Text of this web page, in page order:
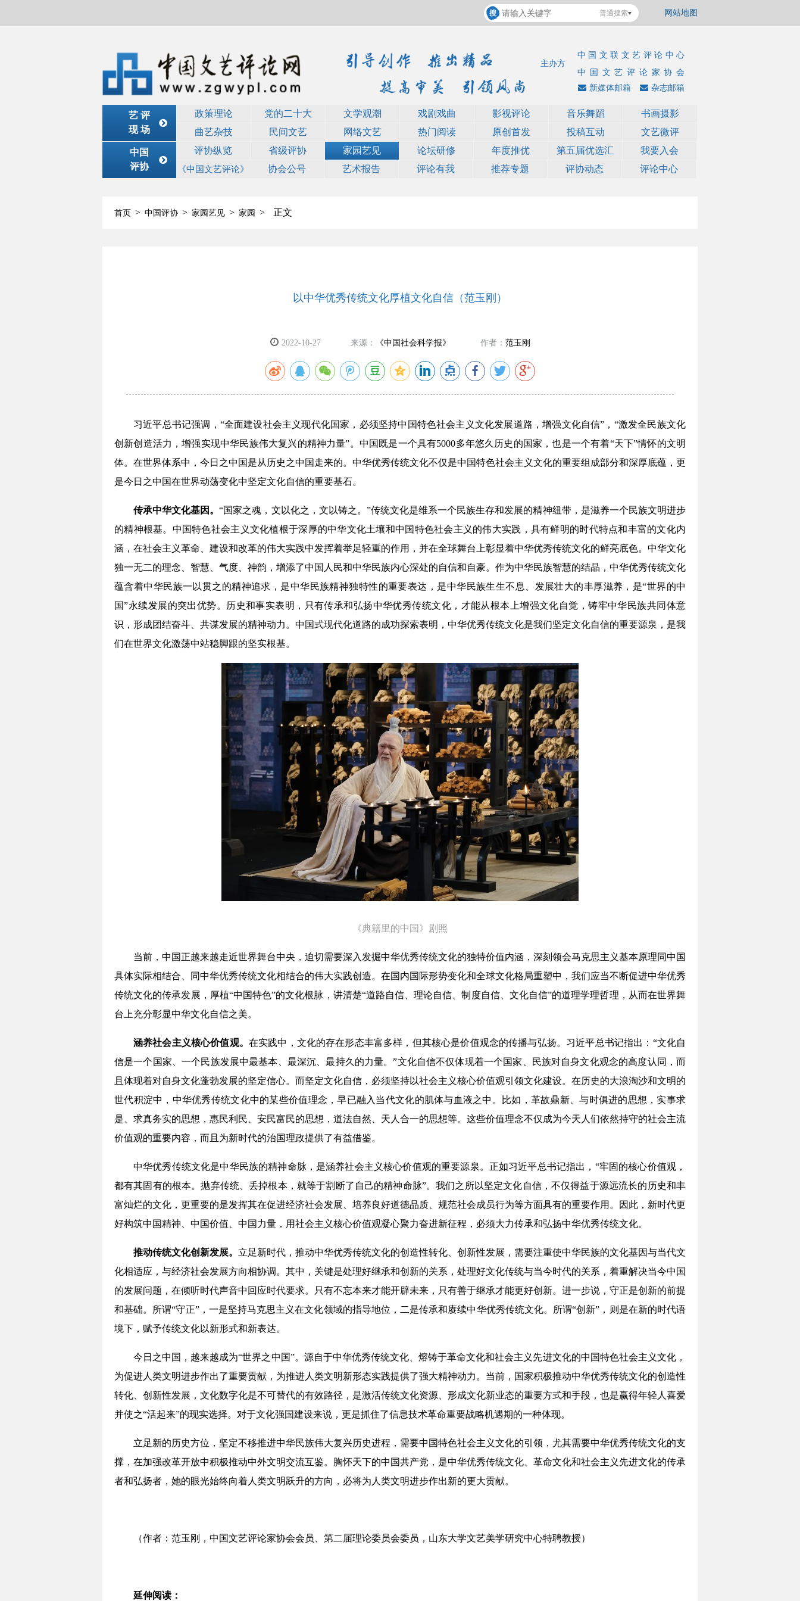
网站地图
普通搜索
中国文联文艺评论中心
中国文艺评论家协会
主办方
杂志邮箱
新媒体邮箱
艺 评
现 场
政策理论 党的二十大 文学观潮 戏剧戏曲 影视评论 音乐舞蹈
书画摄影
曲艺杂技
民间文艺 网络文艺 热门阅读 原创首发 投稿互动
文艺微评
中国
评协
评协纵览 省级评协 家园艺见 论坛研修 年度推优 第五届优选汇 我要入会
《中国文艺评论》 协会公号 艺术报告 评论有我 推荐专题 评协动态 评论中心
首页 > 中国评协 > 家园艺见 > 家园 > 正文
以中华优秀传统文化厚植文化自信（范玉刚）
2022-10-27 来源： 《中国社会科学报》 作者： 范玉刚
习近平总书记强调，“全面建设社会主义现代化国家，必须坚持中国特色社会主义文化发展道路，增强文化自信”，“激发全民族文化
创新创造活力，增强实现中华民族伟大复兴的精神力量”。中国既是一个具有5000多年悠久历史的国家，也是一个有着“天下”情怀的文明
体。在世界体系中，今日之中国是从历史之中国走来的。中华优秀传统文化不仅是中国特色社会主义文化的重要组成部分和深厚底蕴，更
是今日之中国在世界动荡变化中坚定文化自信的重要基石。
传承中华文化基因。“国家之魂，文以化之，文以铸之。”传统文化是维系一个民族生存和发展的精神纽带，是滋养一个民族文明进步
的精神根基。中国特色社会主义文化植根于深厚的中华文化土壤和中国特色社会主义的伟大实践，具有鲜明的时代特点和丰富的文化内
涵，在社会主义革命、建设和改革的伟大实践中发挥着举足轻重的作用，并在全球舞台上彰显着中华优秀传统文化的鲜亮底色。中华文化
独一无二的理念、智慧、气度、神韵，增添了中国人民和中华民族内心深处的自信和自豪。作为中华民族智慧的结晶，中华优秀传统文化
蕴含着中华民族一以贯之的精神追求，是中华民族精神独特性的重要表达，是中华民族生生不息、发展壮大的丰厚滋养，是“世界的中
国”永续发展的突出优势。历史和事实表明，只有传承和弘扬中华优秀传统文化，才能从根本上增强文化自觉，铸牢中华民族共同体意
识，形成团结奋斗、共谋发展的精神动力。中国式现代化道路的成功探索表明，中华优秀传统文化是我们坚定文化自信的重要源泉，是我
们在世界文化激荡中站稳脚跟的坚实根基。
《典籍里的中国 》剧照
当前，中国正越来越走近世界舞台中央，迫切需要深入发掘中华优秀传统文化的独特价值内涵，深刻领会马克思主义基本原理同中国
具体实际相结合、同中华优秀传统文化相结合的伟大实践创造。在国内国际形势变化和全球文化格局重塑中，我们应当不断促进中华优秀
传统文化的传承发展，厚植“中国特色”的文化根脉，讲清楚“道路自信、理论自信、制度自信、文化自信”的道理学理哲理，从而在世界舞
台上充分彰显中华文化自信之美。
涵养社会主义核心价值观。 在实践中，文化的存在形态丰富多样，但其核心是价值观念的传播与弘扬。习近平总书记指出：“文化自
信是一个国家、一个民族发展中最基本、最深沉、最持久的力量。”文化自信不仅体现着一个国家、民族对自身文化观念的高度认同，而
且体现着对自身文化蓬勃发展的坚定信心。而坚定文化自信，必须坚持以社会主义核心价值观引领文化建设。在历史的大浪淘沙和文明的
世代积淀中，中华优秀传统文化中的某些价值理念，早已融入当代文化的肌体与血液之中。比如，革故鼎新、与时俱进的思想，实事求
是、求真务实的思想，惠民利民、安民富民的思想，道法自然、天人合一的思想等。这些价值理念不仅成为今天人们依然持守的社会主流
价值观的重要内容，而且为新时代的治国理政提供了有益借鉴。
中华优秀传统文化是中华民族的精神命脉，是涵养社会主义核心价值观的重要源泉。正如习近平总书记指出，“牢固的核心价值观，
都有其固有的根本。抛弃传统、丢掉根本，就等于割断了自己的精神命脉”。我们之所以坚定文化自信，不仅得益于源远流长的历史和丰
富灿烂的文化，更重要的是发挥其在促进经济社会发展、培养良好道德品质、规范社会成员行为等方面具有的重要作用。因此，新时代更
好构筑中国精神、中国价值、中国力量，用社会主义核心价值观凝心聚力奋进新征程，必须大力传承和弘扬中华优秀传统文化。
推动传统文化创新发展。 立足新时代，推动中华优秀传统文化的创造性转化、创新性发展，需要注重使中华民族的文化基因与当代文
化相适应，与经济社会发展方向相协调。其中，关键是处理好继承和创新的关系，处理好文化传统与当今时代的关系，着重解决当今中国
的发展问题，在倾听时代声音中回应时代要求。只有不忘本来才能开辟未来，只有善于继承才能更好创新。进一步说，守正是创新的前提
和基础。所谓“守正”，一是坚持马克思主义在文化领域的指导地位，二是传承和赓续中华优秀传统文化。所谓“创新”，则是在新的时代语
境下，赋予传统文化以新形式和新表达。
今日之中国，越来越成为“世界之中国”。源自于中华优秀传统文化、熔铸于革命文化和社会主义先进文化的中国特色社会主义文化，
为促进人类文明进步作出了重要贡献，为推进人类文明新形态实践提供了强大精神动力。当前，国家积极推动中华优秀传统文化的创造性
转化、创新性发展，文化数字化是不可替代的有效路径，是激活传统文化资源、形成文化新业态的重要方式和手段，也是赢得年轻人喜爱
并使之“活起来”的现实选择。对于文化强国建设来说，更是抓住了信息技术革命重要战略机遇期的一种体现。
立足新的历史方位，坚定不移推进中华民族伟大复兴历史进程，需要中国特色社会主义文化的引领，尤其需要中华优秀传统文化的支
撑，在加强改革开放中积极推动中外文明交流互鉴。胸怀天下的中国共产党，是中华优秀传统文化、革命文化和社会主义先进文化的传承
者和弘扬者，她的眼光始终向着人类文明跃升的方向，必将为人类文明进步作出新的更大贡献。
（作者：范玉刚，中国文艺评论家协会会员、第二届理论委员会委员，山东大学文艺美学研究中心特聘教授）
延伸阅读：